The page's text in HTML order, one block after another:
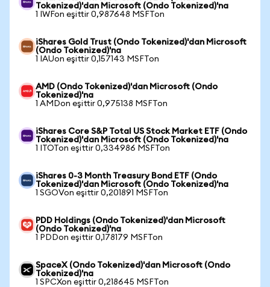
Tokenized)'dan Microsoft (Ondo Tokenized)'na
1 IWFon eşittir 0,987648 MSFTon
iShares Gold Trust (Ondo Tokenized)'dan Microsoft
(Ondo Tokenized)'na
1 IAUon eşittir 0,157143 MSFTon
AMD (Ondo Tokenized)'dan Microsoft (Ondo
Tokenized)'na
1 AMDon eşittir 0,975138 MSFTon
iShares Core S&P Total US Stock Market ETF (Ondo
Tokenized)'dan Microsoft (Ondo Tokenized)'na
1 ITOTon eşittir 0,334986 MSFTon
iShares 0-3 Month Treasury Bond ETF (Ondo
Tokenized)'dan Microsoft (Ondo Tokenized)'na
1 SGOVon eşittir 0,201891 MSFTon
PDD Holdings (Ondo Tokenized)'dan Microsoft
(Ondo Tokenized)'na
1 PDDon eşittir 0,178179 MSFTon
SpaceX (Ondo Tokenized)'dan Microsoft (Ondo
Tokenized)'na
1 SPCXon eşittir 0,218645 MSFTon